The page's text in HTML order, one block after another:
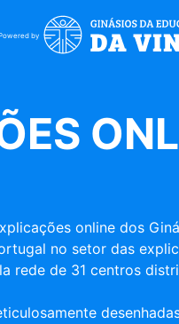
by
online dos
no setor das
rede de 31 centros